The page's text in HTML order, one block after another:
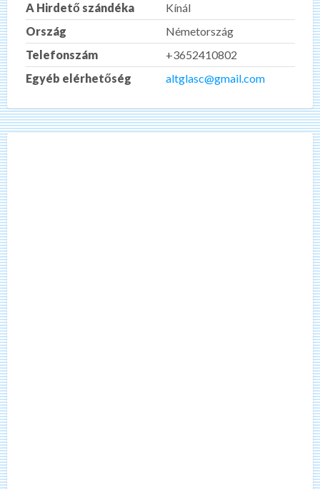
A Hirdető szándéka
Kínál
Ország
Németország
Telefonszám
+3652410802
Egyéb elérhetőség
altglasc@gmail.com